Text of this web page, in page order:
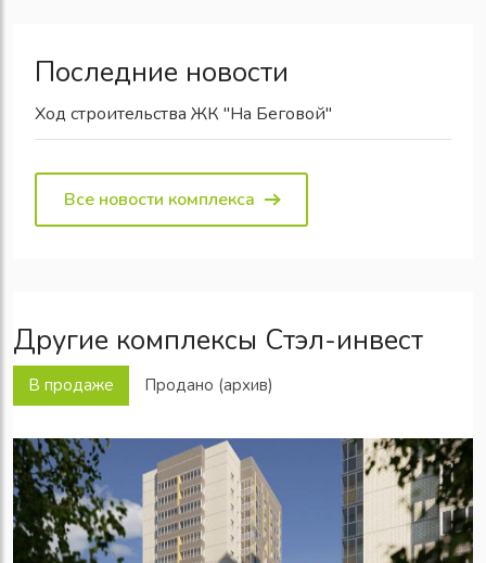
Последние новости
Ход строительства ЖК "На Беговой"
Все новости комплекса
Другие комплексы Стэл-инвест
В продаже Продано (архив)